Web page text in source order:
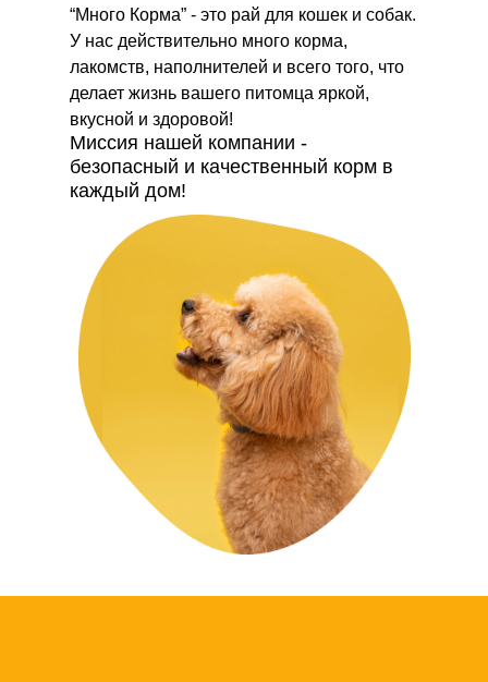
“Много Корма” - это рай для кошек и собак.
У нас действительно много корма,
лакомств, наполнителей и всего того, что
делает жизнь вашего питомца яркой,
вкусной и здоровой!
Миссия нашей компании -
безопасный и качественный корм в
каждый дом!